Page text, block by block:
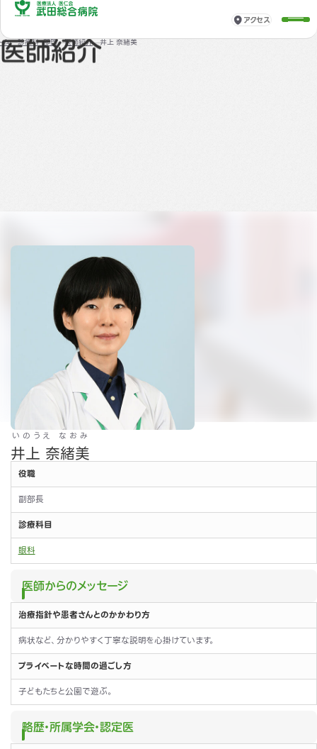
アクセス
ム 診療科・部門 医師紹介 井上 奈緒美
診療科・部門
医師紹介
井上 奈緒美
いのうえ なおみ
役職
副部長
診療科目
眼科
医師からのメッセージ
治療指針や患者さんとのかかわり方
病状など、分かりやすく丁寧な説明を心掛けています。
プライベートな時間の過ごし方
子どもたちと公園で遊ぶ。
略歴・所属学会・認定医